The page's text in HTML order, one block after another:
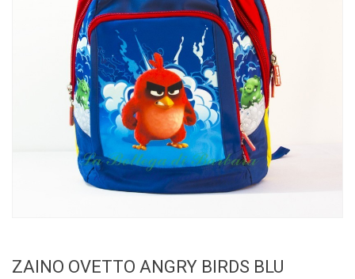
ZAINO OVETTO ANGRY BIRDS BLU